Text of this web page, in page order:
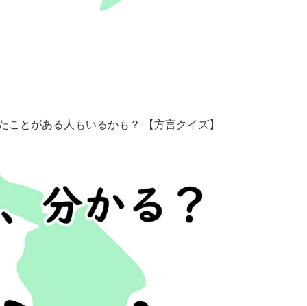
とがある人もいるかも？ 【方言クイズ】